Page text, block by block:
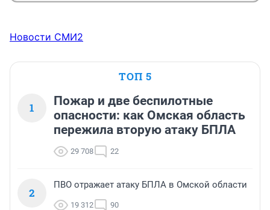
Новости СМИ2
ТОП 5
1
Пожар и две беспилотные
опасности: как Омская область
пережила вторую атаку БПЛА
29 708 22
2
ПВО отражает атаку БПЛА в Омской области
19 312 90